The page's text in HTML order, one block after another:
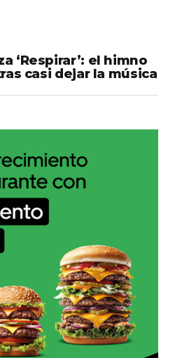
‘Respirar’: el himno
casi dejar la música